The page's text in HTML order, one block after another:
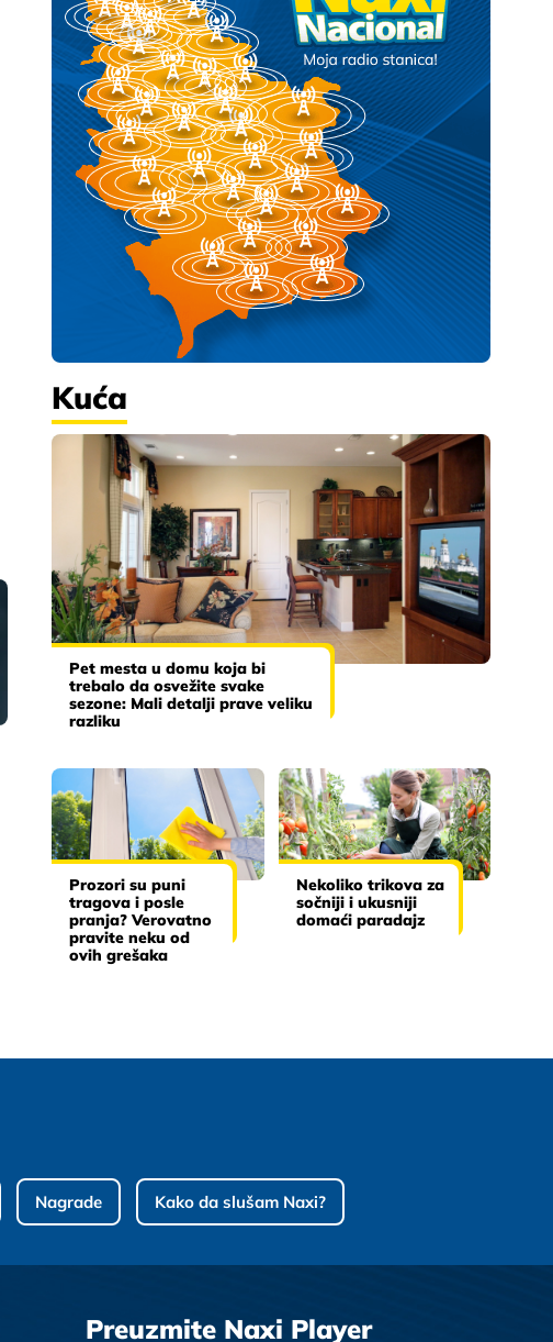
Kuća
Pet mesta u domu koja bi
trebalo da osvežite svake
sezone: Mali detalji prave veliku
razliku
Prozori su puni
tragova i posle
pranja? Verovatno
pravite neku od
ovih grešaka
Nekoliko trikova za
sočniji i ukusniji
domaći paradajz
Nagrade Kako da slušam Naxi?
Preuzmite Naxi Player